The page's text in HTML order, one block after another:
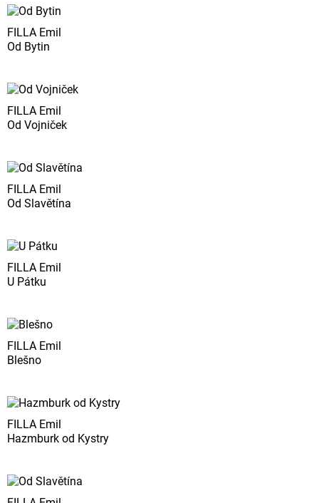
FILLA Emil
Od Bytin
FILLA Emil
Od Vojniček
FILLA Emil
Od Slavětína
FILLA Emil
U Pátku
FILLA Emil
Blešno
FILLA Emil
Hazmburk od Kystry